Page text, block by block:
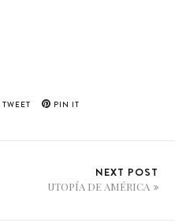
TWEET PIN IT
NEXT POST
UTOPÍA DE AMÉRICA